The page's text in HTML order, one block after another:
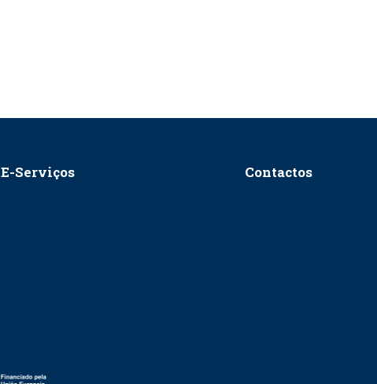
E-Serviços Contactos